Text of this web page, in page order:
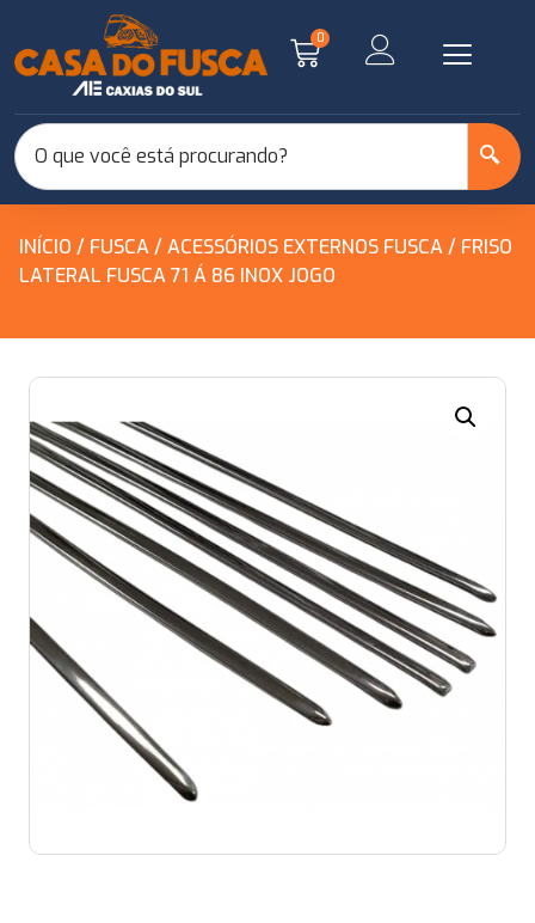
0
INÍCIO / FUSCA/ACESSÓRIOS EXTERNOS FUSCA/ FRISO
LATERAL FUSCA 71 Á 86 INOX JOGO